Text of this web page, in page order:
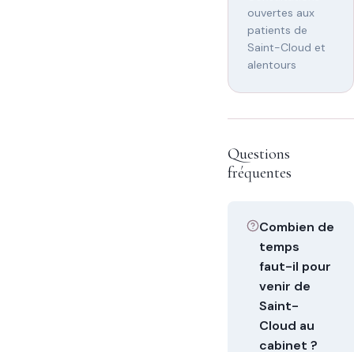
ouvertes aux
patients de
Saint-Cloud et
alentours
Questions
fréquentes
Combien de
temps
faut-il pour
venir de
Saint-
Cloud au
cabinet ?